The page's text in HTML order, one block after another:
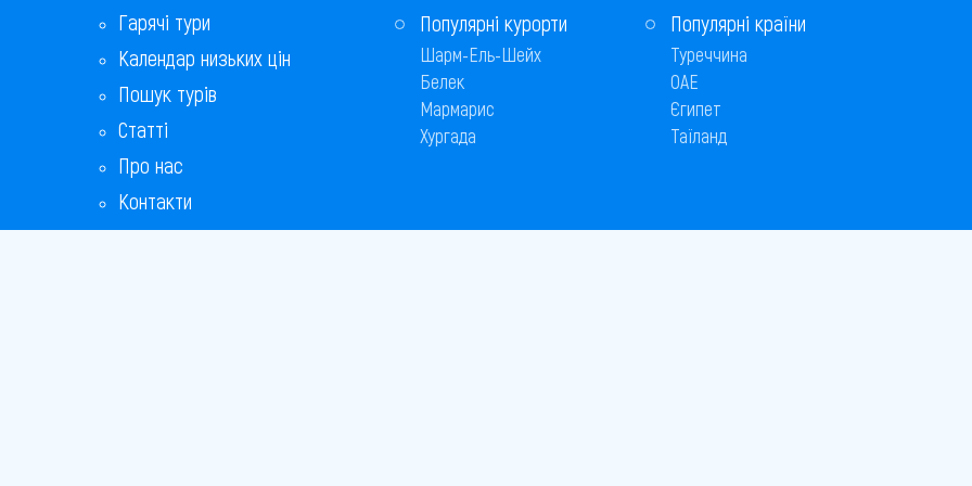
Гарячі тури
Календар низьких цін
Пошук турів
Статті
Про нас
Контакти
Бонусна програма
Популярні курорти
Шарм-Ель-Шейх
Белек
Мармарис
Хургада
Популярні країни
Туреччина
ОАЕ
Єгипет
Таїланд